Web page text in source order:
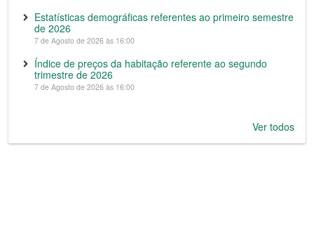
Estatísticas demográficas referentes ao primeiro semestre
de 2026
7 de Agosto de 2026 às 16:00
Índice de preços da habitação referente ao segundo
trimestre de 2026
7 de Agosto de 2026 às 16:00
Ver todos